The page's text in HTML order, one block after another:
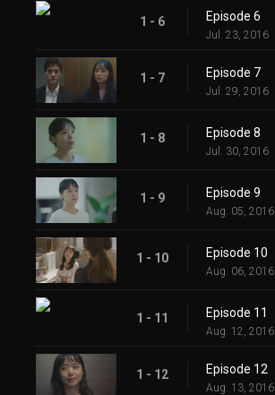
1 - 6 Episode 6
Jul. 23, 2016
1 - 7 Episode 7
Jul. 29, 2016
1 - 8 Episode 8
Jul. 30, 2016
1 - 9 Episode 9
Aug. 05, 2016
1 - 10 Episode 10
Aug. 06, 2016
1 - 11 Episode 11
Aug. 12, 2016
1 - 12 Episode 12
Aug. 13, 2016